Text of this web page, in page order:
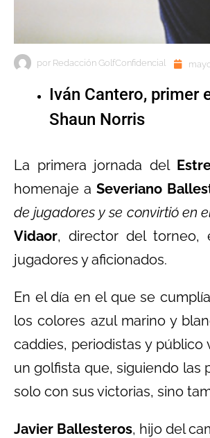
por Redacción GolfConfidencial
Iván Cantero, primer
Shaun Norris
La primera jornada del
homenaje aSeveriano
de jugadores y se convirtió en
Vidaor, director del torneo,
jugadores y aficionados.
En el día en el que se
los colores azul marino y
caddies, periodistas y
un golfista que, siguiendo las
solo con sus victorias, sino
Javier Ballesteros, hijo del